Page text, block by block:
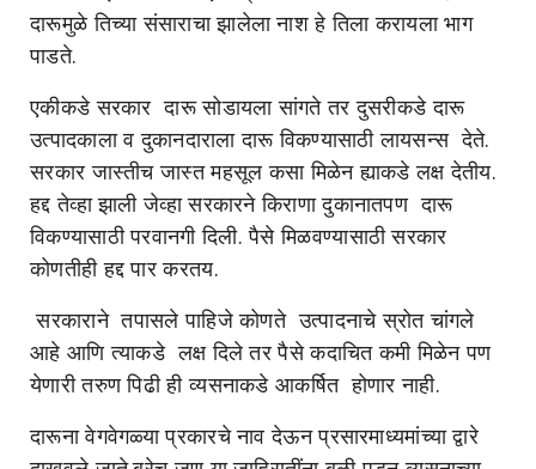
दारूमुळे तिच्या संसाराचा झालेला नाश हे तिला करायला भाग
पाडते.
एकीकडे सरकार दारू सोडायला सांगते तर दुसरीकडे दारू
उत्पादकाला व दुकानदाराला दारू विकण्यासाठी लायसन्स देते.
सरकार जास्तीच जास्त महसूल कसा मिळेन ह्याकडे लक्ष देतीय.
हद्द तेव्हा झाली जेव्हा सरकारने किराणा दुकानातपण दारू
विकण्यासाठी परवानगी दिली. पैसे मिळवण्यासाठी सरकार
कोणतीही हद्द पार करतय.
सरकाराने तपासले पाहिजे कोणते उत्पादनाचे स्रोत चांगले
आहे आणि त्याकडे लक्ष दिले तर पैसे कदाचित कमी मिळेन पण
येणारी तरुण पिढी ही व्यसनाकडे आकर्षित होणार नाही.
दारूना वेगवेगळ्या प्रकारचे नाव देऊन प्रसारमाध्यमांच्या द्वारे